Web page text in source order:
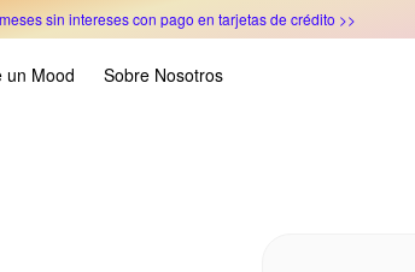
sin intereses con pago en tarjetas de crédito >>
un Mood Sobre Nosotros